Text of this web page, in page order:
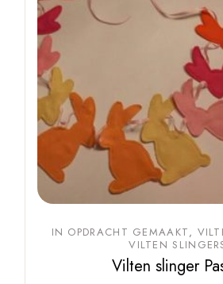
IN OPDRACHT GEMAAKT
VILTEN
Vilten slinger